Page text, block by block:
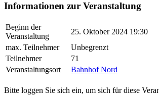
Informationen zur Veranstaltung
Beginn der
Veranstaltung
25. Oktober 2024 19:30
max. Teilnehmer
Unbegrenzt
Teilnehmer
71
Veranstaltungsort
Bahnhof Nord
Bitte loggen Sie sich ein, um sich für diese